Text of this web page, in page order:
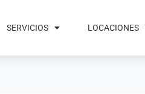
SERVICIOS LOCACIONES